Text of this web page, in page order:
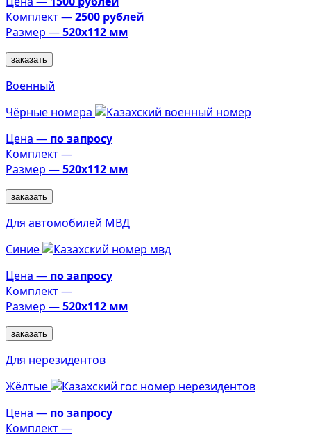
Комплект —2500 рублей
Размер —520х112 мм
заказать
Военный
Чёрные номера
Цена — по запросу
Комплект —
Размер —520х112 мм
заказать
Для автомобилей МВД
Синие
Цена — по запросу
Комплект —
Размер —520х112 мм
заказать
Для нерезидентов
Жёлтые
Цена — по запросу
Комплект —